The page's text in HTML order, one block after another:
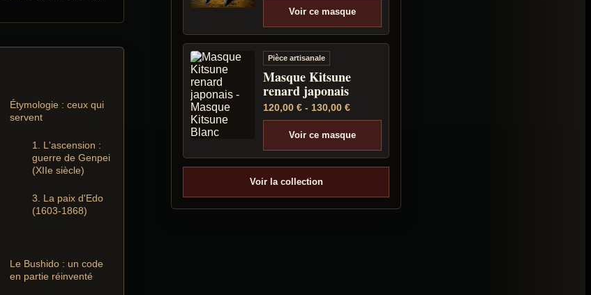
Étymologie : ceux qui
servent
1. L'ascension :
guerre de Genpei
(XIIe siècle)
3. La paix d'Edo
(1603-1868)
Le Bushido : un code
en partie réinventé
Voir ce masque
Pièce artisanale
Masque Kitsune
renard japonais
120,00 € - 130,00 €
Voir ce masque
Voir la collection